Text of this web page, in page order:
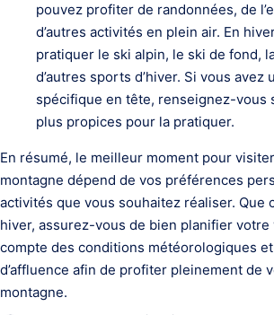
pouvez profiter de randonnées, de
d’autres activités en plein air. En
pratiquer le ski alpin, le ski de fond,
d’autres sports d’hiver. Si vous avez
spécifique en tête, renseignez-vous
plus propices pour la pratiquer.
En résumé, le meilleur moment pour
montagne dépend de vos préférences
activités que vous souhaitez réaliser. Que
hiver, assurez-vous de bien planifier
compte des conditions météorologiques
d’affluence afin de profiter pleinement de
montagne.